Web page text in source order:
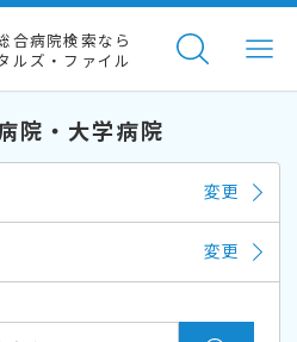
合病院検索なら
ルズ・ファイル
院・大学病院
変更
変更